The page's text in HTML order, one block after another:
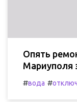
Опять
Мариуполя
#вода #